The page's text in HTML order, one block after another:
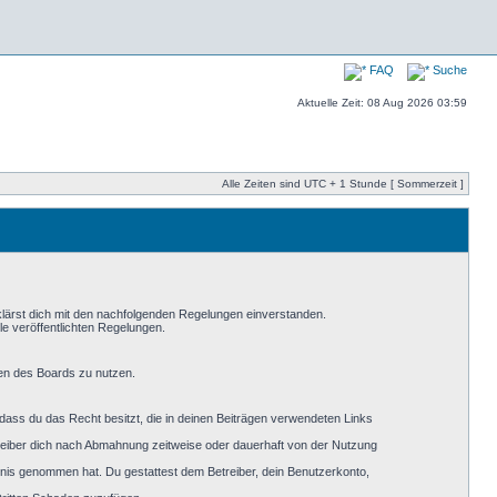
FAQ Suche
Aktuelle Zeit: 08 Aug 2026 03:59
Alle Zeiten sind UTC + 1 Stunde [ Sommerzeit ]
dich mit den nachfolgenden Regelungen einverstanden.
veröffentlichten Regelungen.
des Boards zu nutzen.
du das Recht besitzt, die in deinen Beiträgen verwendeten Links
dich nach Abmahnung zeitweise oder dauerhaft von der Nutzung
genommen hat. Du gestattest dem Betreiber, dein Benutzerkonto,